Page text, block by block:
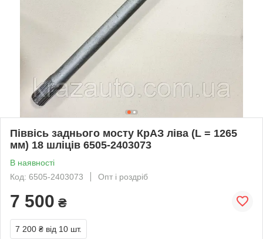
Піввісь заднього мосту КрАЗ ліва (L = 1265
мм) 18 шліців 6505-2403073
В наявності
Код: 6505-2403073
Опт і роздріб
7 500 ₴
7 200 ₴ від 10 шт.